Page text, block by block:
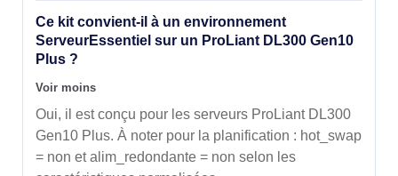
Ce kit convient-il à un environnement
ServeurEssentiel sur un ProLiant DL300 Gen10
Plus ?
Voir moins
Oui, il est conçu pour les serveurs ProLiant DL300
Gen10 Plus. À noter pour la planification : hot_swap
= non et alim_redondante = non selon les